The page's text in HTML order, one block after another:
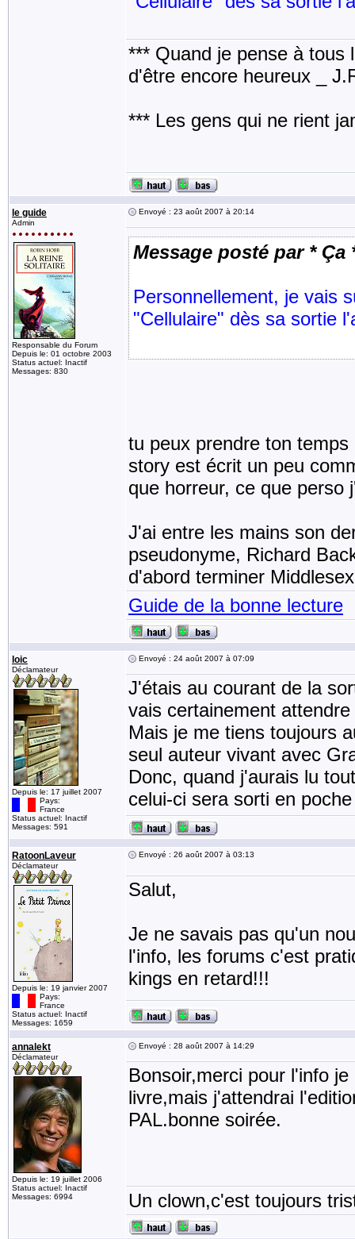
*** Quand je pense à tous
d'être encore heureux _
*** Les gens qui ne rient
le guide
Admin
Responsable du Forum
Depuis le: 01 octobre 2003
Status actuel: Inactif
Messages: 830
Envoyé : 23 août 2007 à 20:14
Message posté par * Ça
Personnellement, je vais
"Cellulaire" dès sa sortie
tu peux prendre ton
story est écrit un peu
que horreur, ce que perso
J'ai entre les mains son
pseudonyme, Richard
d'abord terminer
Guide de la bonne lecture
loic
Déclamateur
Depuis le: 17 juillet 2007
Pays:
France
Status actuel: Inactif
Messages: 591
Envoyé : 24 août 2007 à 07:09
J'étais au courant de la
vais certainement
Mais je me tiens toujours
seul auteur vivant avec
Donc, quand j'aurais lu
celui-ci sera sorti en
RatoonLaveur
Déclamateur
Depuis le: 19 janvier 2007
Pays:
France
Status actuel: Inactif
Messages: 1659
Envoyé : 26 août 2007 à 03:13
Salut,
Je ne savais pas qu'un
l'info, les forums c'est
kings en retard!!!
annalekt
Déclamateur
Depuis le: 19 juillet 2006
Status actuel: Inactif
Messages: 6994
Envoyé : 28 août 2007 à 14:29
Bonsoir,merci pour l'info
livre,mais j'attendrai
PAL.bonne soirée.
Un clown,c'est toujours